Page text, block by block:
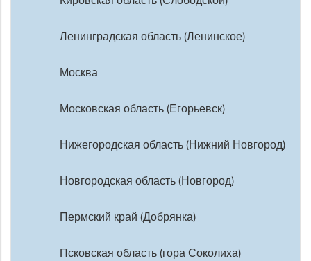
Ленинградская область (Ленинское)
Москва
Московская область (Егорьевск)
Нижегородская область (Нижний Новгород)
Новгородская область (Новгород)
Пермский край (Добрянка)
Псковская область (гора Соколиха)